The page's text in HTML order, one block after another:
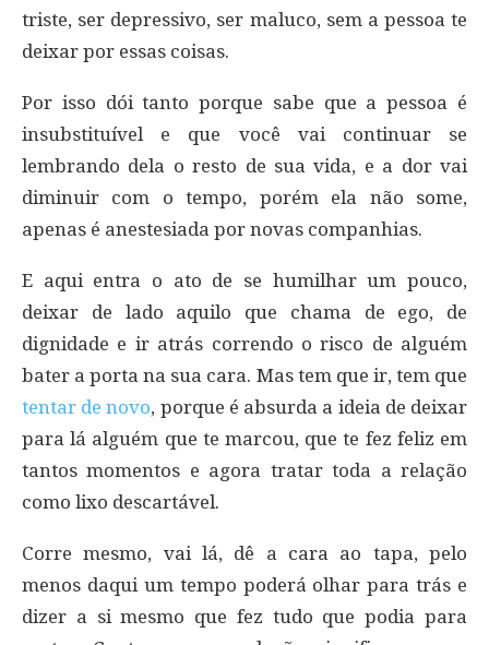
triste, ser depressivo, ser maluco, sem a pessoa te
deixar por essas coisas.
Por isso dói tanto porque sabe que a pessoa é
insubstituível e que você vai continuar se
lembrando dela o resto de sua vida, e a dor vai
diminuir com o tempo, porém ela não some,
apenas é anestesiada por novas companhias.
E aqui entra o ato de se humilhar um pouco,
deixar de lado aquilo que chama de ego, de
dignidade e ir atrás correndo o risco de alguém
bater a porta na sua cara. Mas tem que ir, tem que
tentar de novo, porque é absurda a ideia de deixar
para lá alguém que te marcou, que te fez feliz em
tantos momentos e agora tratar toda a relação
como lixo descartável.
Corre mesmo, vai lá, dê a cara ao tapa, pelo
menos daqui um tempo poderá olhar para trás e
dizer a si mesmo que fez tudo que podia para